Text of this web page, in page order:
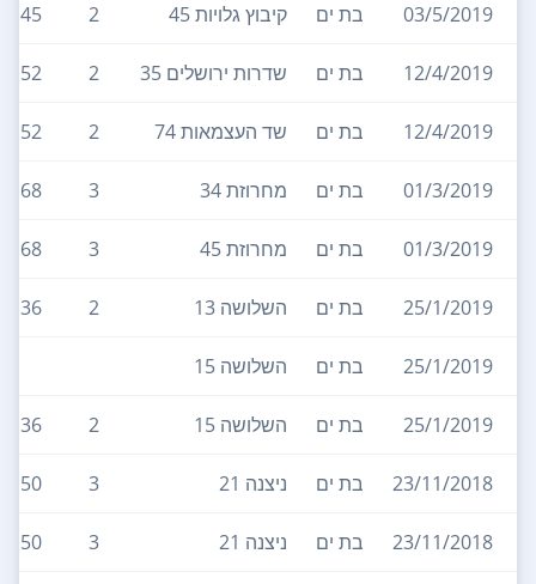
03/5/2019 בת ים קיבוץ גלויות 45 2
45
12/4/2019 בת ים שדרות ירושלים 35 2
52
12/4/2019 בת ים שד העצמאות 74 2
52
01/3/2019 בת ים מחרוזת 34 3
68
01/3/2019 בת ים מחרוזת 45 3
68
25/1/2019 בת ים השלושה 13 2
36
25/1/2019 בת ים השלושה 15
25/1/2019 בת ים השלושה 15 2
36
23/11/2018 בת ים ניצנה 21 3
50
23/11/2018 בת ים ניצנה 21 3
50